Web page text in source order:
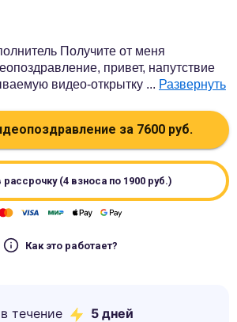
Получите от меня
привет, напутствие
видео-открытку ... Развернуть
за 7600 руб.
рассрочку (4 взноса по 1900 руб.)
Как это работает?
течение 5 дней